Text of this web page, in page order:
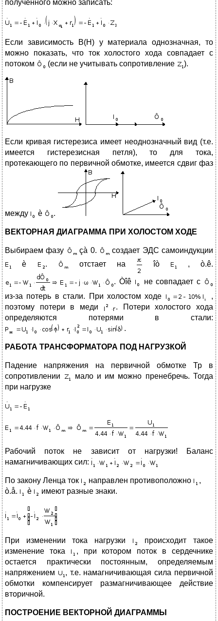
полученного можно записать:
Если зависимость B(H) у материала однозначная, то
можно показать, что ток холостого хода совпадает с
потоком
(если не учитывать сопротивление ).
Если кривая гистерезиса имеет неоднозначный вид (т.е.
имеется гистерезисная петля), то для тока,
протекающего по первичной обмотке, имеется сдвиг фаз
между è .
ВЕКТОРНАЯ ДИАГРАММА ПРИ ХОЛОСТОМ ХОДЕ
Выбираем фазу çà 0.
создает ЭДС самоиндукции
è
. отстает на îò , ò.ê.
. Òîê
не совпадает с
из-за потерь в стали. При холостом ходе
,
поэтому потери в меди
. Потери холостого хода
определяются потерями в стали:
.
РАБОТА ТРАНСФОРМАТОРА ПОД НАГРУЗКОЙ
Падение напряжения на первичной обмотке Тр в
сопротивлении
мало и им можно пренебречь. Тогда
при нагрузке
Рабочий поток не зависит от нагрузки! Баланс
намагничивающих сил:
По закону Ленца ток направлен противоположно
,
ò.å.
è имеют разные знаки.
При изменении тока нагрузки
происходит такое
изменение тока
, при котором поток в сердечнике
остается практически постоянным, определяемым
напряжением
, т.е. намагничивающая сила первичной
обмотки компенсирует размагничивающее действие
вторичной.
ПОСТРОЕНИЕ ВЕКТОРНОЙ ДИАГРАММЫ